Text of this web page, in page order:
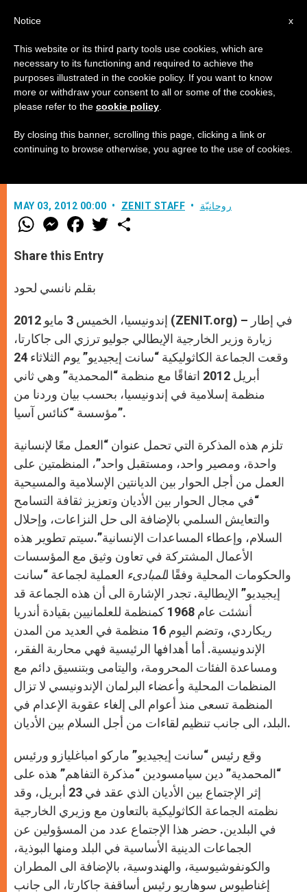
جماعة كاثوليكية ومنظمة إسلامية
تلتزمان إحلال السلام بين الأديان
MAY 03, 2012 00:00 ZENIT STAFF روحانيّة
W
h
t
s
p
M
e
s
e
g
e
F
a
e
b
o
k
w
Share this Entry
بقلم نانسي لحود
إندونيسيا، الخميس 3 مايو 2012 (ZENIT.org) – في إطار
زيارة وزير الخارجية الإيطالي جوليو ترزي الى جاكارتا،
وقعت الجماعة الكاثوليكية “سانت إيجيديو” يوم الثلاثاء 24
أبريل 2012 اتفاقًا مع منظمة “المحمدية” وهي ثاني
منظمة إسلامية في إندونيسيا، بحسب بيان وردنا من
مؤسسة “كنائس آسيا”.
تلزم هذه المذكرة التي تحمل عنوان “العمل معًا لإنسانية
واحدة، ومصير واحد، ومستقبل واحد”، المنظمتين على
العمل من أجل الحوار بين الديانتين الإسلامية والمسيحية
“في مجال الحوار بين الأديان وتعزيز ثقافة التسامح
والتعايش السلمي بالإضافة الى حل النزاعات، وإحلال
السلام، وإعطاء المساعدات الإنسانية”.سيتم تطوير هذه
الأعمال المشتركة في تعاون وثيق مع المؤسسات
والحكومات المحلية وفقًا للمبادىء العملية لجماعة “سانت
إيجيديو” الإيطالية. تجدر الإشارة الى أن هذه الجماعة قد
أنشئت عام 1968 كمنظمة للعلمانيين بقيادة أندريا
ريكاردي، وتضم اليوم 16 منظمة في العديد من المدن
الإندونيسية. أما أهدافها الرئيسية فهي محاربة الفقر،
ومساعدة الفئات المحرومة، واليتامى وبتنسيق دائم مع
المنظمات المحلية وأعضاء البرلمان الإندونيسي لا تزال
المنظمة تسعى منذ أعوام الى إلغاء عقوبة الإعدام في
البلد، الى جانب تنظيم لقاءات من أجل السلام بين الأديان.
وقع رئيس “سانت إيجيديو” ماركو امباغليازو ورئيس
“المحمدية” دين سيامسودين “مذكرة التفاهم” هذه على
إثر الإجتماع بين الأديان الذي عقد في 23 أبريل، وقد
نظمته الجماعة الكاثوليكية بالتعاون مع وزيري الخارجية
في البلدين. حضر هذا الإجتماع عدد من المسؤولين عن
الجماعات الدينية الأساسية في البلد ومنها البوذية،
والكونفوشيوسية، والهندوسية، بالإضافة الى المطران
إغناطيوس سوهاريو رئيس أساقفة جاكارتا، الى جانب
x
Notice
This website or its third party tools use cookies, which are
necessary to its functioning and required to achieve the
purposes illustrated in the cookie policy. If you want to know
more or withdraw your consent to all or some of the cookies,
please refer to the cookie policy
By closing this banner, scrolling this page, clicking a link or
continuing to browse otherwise, you agree to the use of cookies.